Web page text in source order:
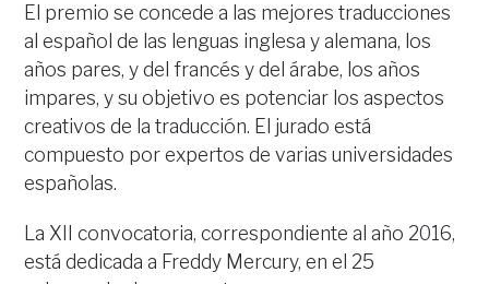
El premio se concede a las mejores traducciones
al español de las lenguas inglesa y alemana, los
años pares, y del francés y del árabe, los años
impares, y su objetivo es potenciar los aspectos
creativos de la traducción. El jurado está
compuesto por expertos de varias universidades
españolas.
La XII convocatoria, correspondiente al año 2016,
está dedicada a Freddy Mercury, en el 25